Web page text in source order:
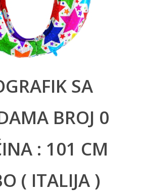
SA
BROJ 0
: 101 CM
( ITALIJA )